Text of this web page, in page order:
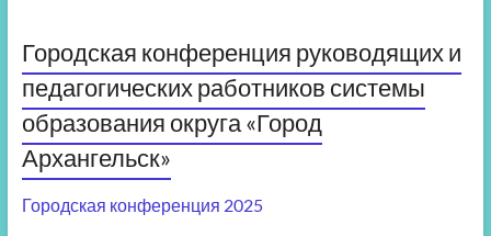
Городская конференция руководящих и
педагогических работников системы
образования округа «Город
Архангельск»
Городская конференция 2025